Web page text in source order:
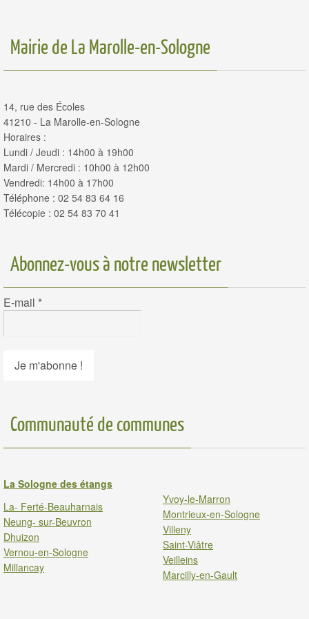
Mairie de La Marolle-en-Sologne
14, rue des Écoles
41210 - La Marolle-en-Sologne
Horaires :
Lundi / Jeudi : 14h00 à 19h00
Mardi / Mercredi : 10h00 à 12h00
Vendredi: 14h00 à 17h00
Téléphone : 02 54 83 64 16
Télécopie : 02 54 83 70 41
Abonnez-vous à notre newsletter
E-mail *
Communauté de communes
La Sologne des étangs
La- Ferté-Beauharnais
Neung- sur-Beuvron
Dhuizon
Vernou-en-Sologne
Millancay
Yvoy-le-Marron
Montrieux-en-Sologne
Villeny
Saint-Viâtre
Veilleins
Marcilly-en-Gault